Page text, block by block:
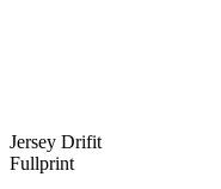
Jersey Drifit
Fullprint